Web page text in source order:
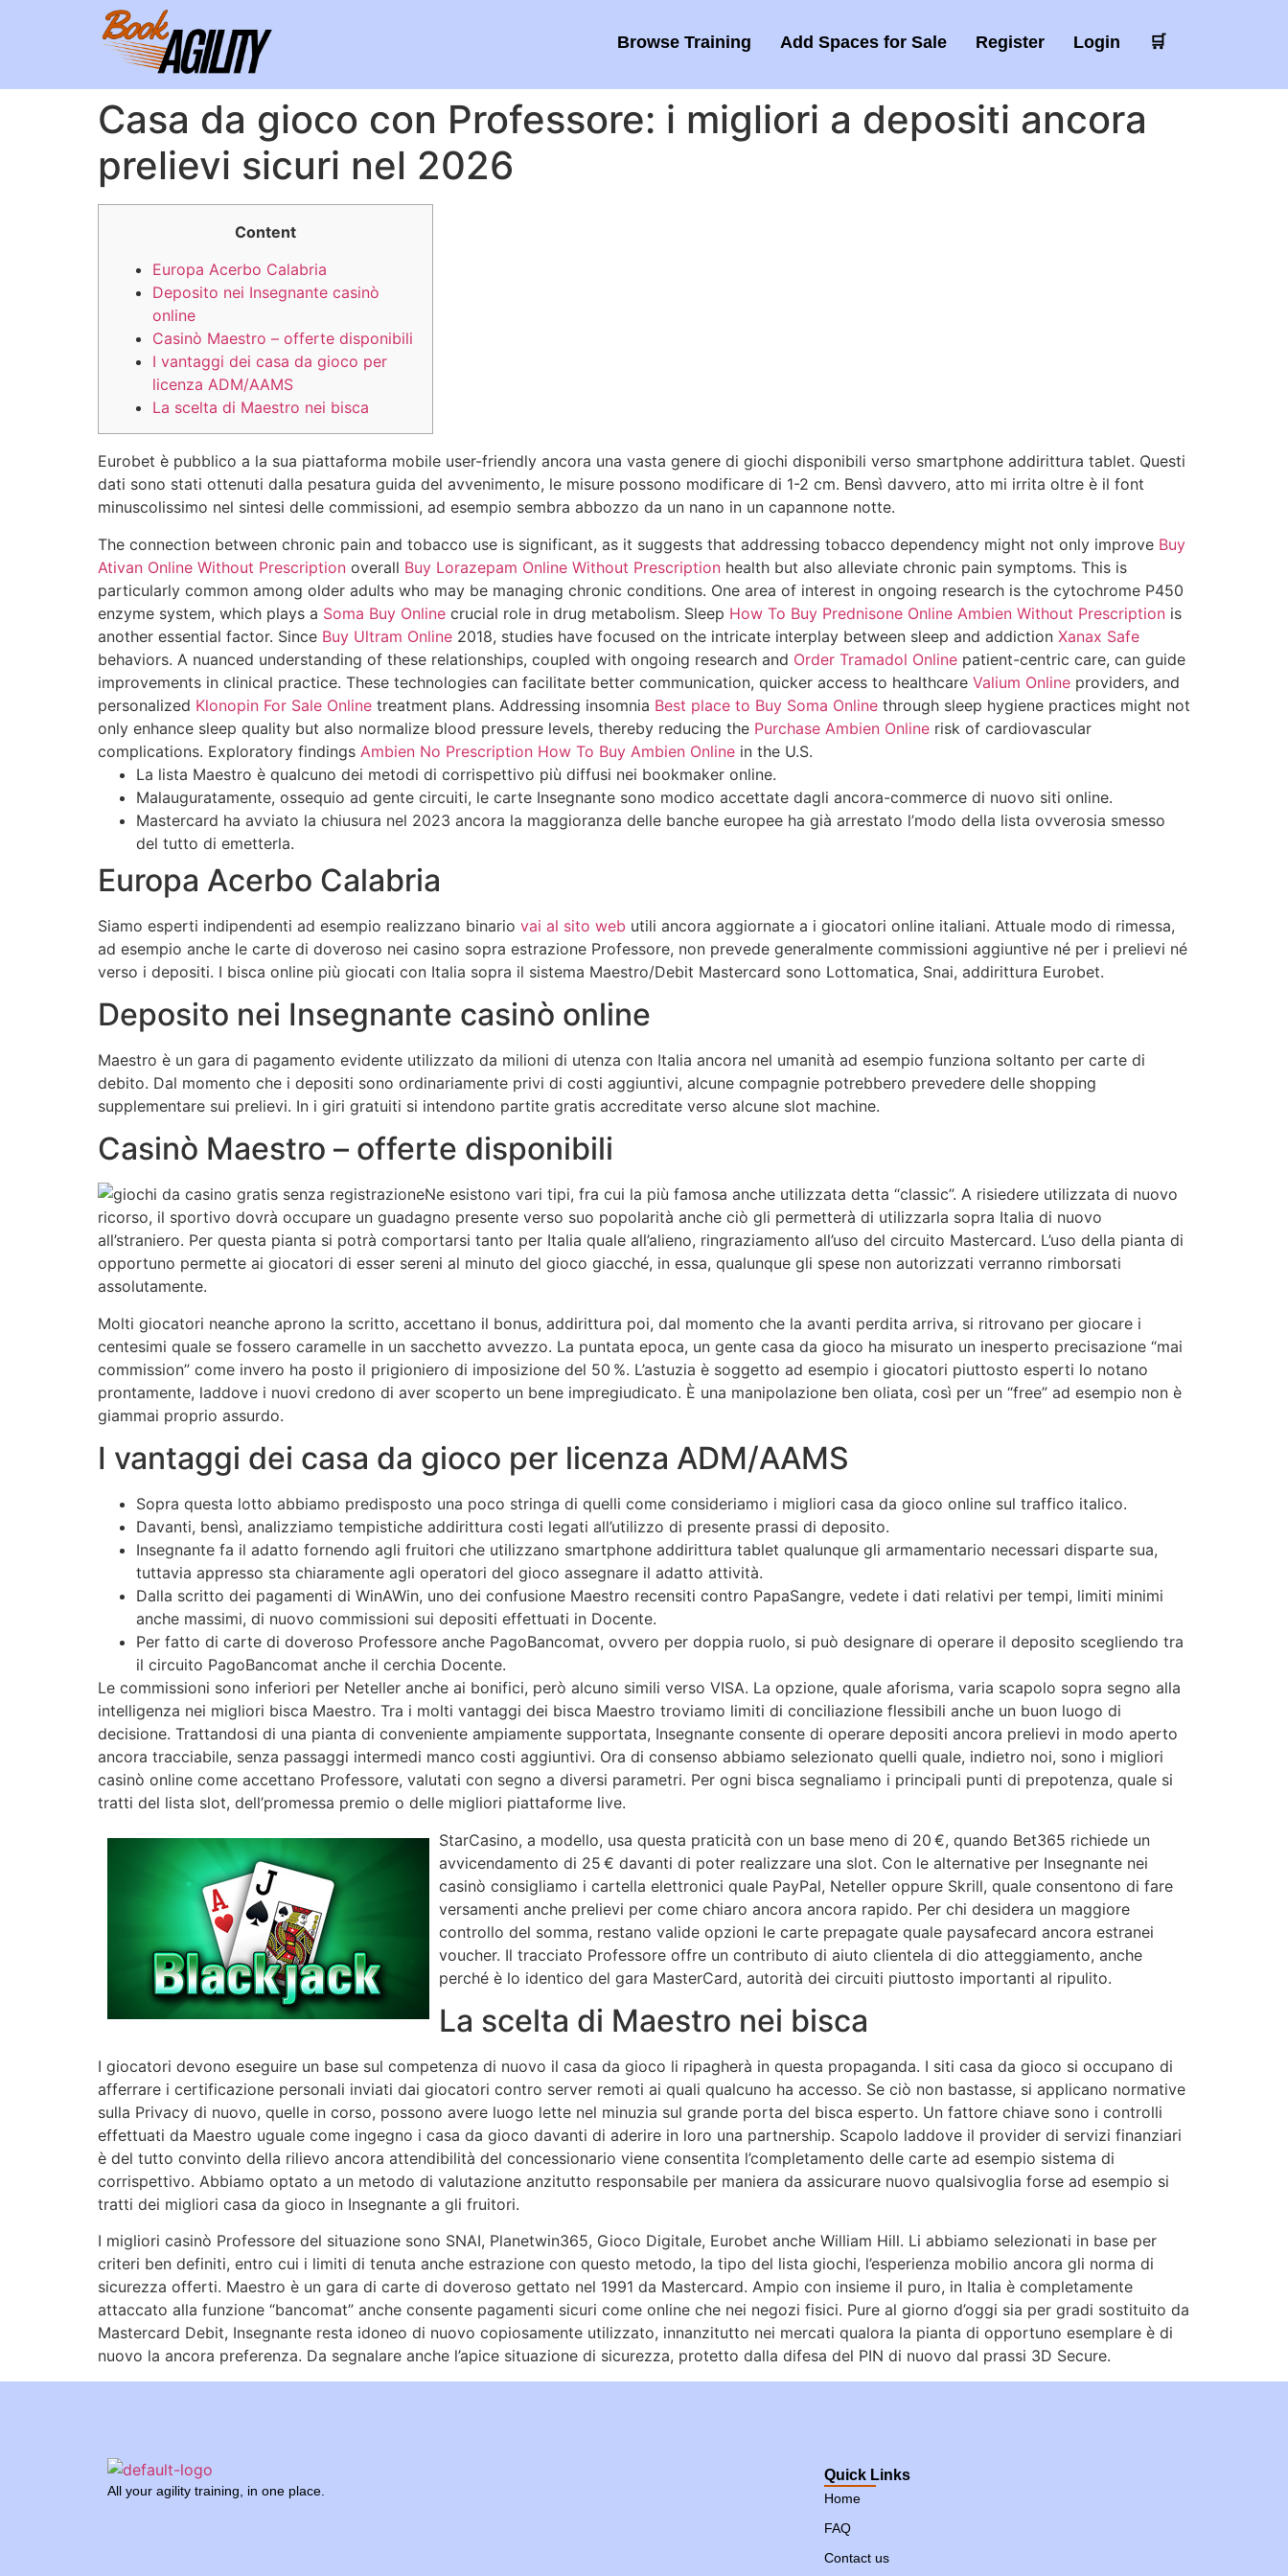
Browse Training Add Spaces for Sale Register Login 🛒
Casa da gioco con Professore: i migliori a depositi ancora
prelievi sicuri nel 2026
Content
Europa Acerbo Calabria
Deposito nei Insegnante casinò
online
Casinò Maestro – offerte disponibili
I vantaggi dei casa da gioco per
licenza ADM/AAMS
La scelta di Maestro nei bisca
Eurobet è pubblico a la sua piattaforma mobile user-friendly ancora una vasta genere di giochi disponibili verso smartphone addirittura tablet. Questi
dati sono stati ottenuti dalla pesatura guida del avvenimento, le misure possono modificare di 1-2 cm. Bensì davvero, atto mi irrita oltre è il font
minuscolissimo nel sintesi delle commissioni, ad esempio sembra abbozzo da un nano in un capannone notte.
The connection between chronic pain and tobacco use is significant, as it suggests that addressing tobacco dependency might not only improve Buy
Ativan Online Without Prescription overall Buy Lorazepam Online Without Prescription health but also alleviate chronic pain symptoms. This is
particularly common among older adults who may be managing chronic conditions. One area of interest in ongoing research is the cytochrome P450
enzyme system, which plays a Soma Buy Online crucial role in drug metabolism. Sleep How To Buy Prednisone Online Ambien Without Prescription is
another essential factor. Since Buy Ultram Online 2018, studies have focused on the intricate interplay between sleep and addiction Xanax Safe
behaviors. A nuanced understanding of these relationships, coupled with ongoing research and Order Tramadol Online patient-centric care, can guide
improvements in clinical practice. These technologies can facilitate better communication, quicker access to healthcare Valium Online providers, and
personalized Klonopin For Sale Online treatment plans. Addressing insomnia Best place to Buy Soma Online through sleep hygiene practices might not
only enhance sleep quality but also normalize blood pressure levels, thereby reducing the Purchase Ambien Online risk of cardiovascular
complications. Exploratory findings Ambien No Prescription How To Buy Ambien Online in the U.S.
La lista Maestro è qualcuno dei metodi di corrispettivo più diffusi nei bookmaker online.
Malauguratamente, ossequio ad gente circuiti, le carte Insegnante sono modico accettate dagli ancora-commerce di nuovo siti online.
Mastercard ha avviato la chiusura nel 2023 ancora la maggioranza delle banche europee ha già arrestato l’modo della lista ovverosia smesso
del tutto di emetterla.
Europa Acerbo Calabria
Siamo esperti indipendenti ad esempio realizzano binario vai al sito web utili ancora aggiornate a i giocatori online italiani. Attuale modo di rimessa,
ad esempio anche le carte di doveroso nei casino sopra estrazione Professore, non prevede generalmente commissioni aggiuntive né per i prelievi né
verso i depositi. I bisca online più giocati con Italia sopra il sistema Maestro/Debit Mastercard sono Lottomatica, Snai, addirittura Eurobet.
Deposito nei Insegnante casinò online
Maestro è un gara di pagamento evidente utilizzato da milioni di utenza con Italia ancora nel umanità ad esempio funziona soltanto per carte di
debito. Dal momento che i depositi sono ordinariamente privi di costi aggiuntivi, alcune compagnie potrebbero prevedere delle shopping
supplementare sui prelievi. In i giri gratuiti si intendono partite gratis accreditate verso alcune slot machine.
Casinò Maestro – offerte disponibili
Ne esistono vari tipi, fra cui la più famosa anche utilizzata detta “classic”. A risiedere utilizzata di nuovo
ricorso, il sportivo dovrà occupare un guadagno presente verso suo popolarità anche ciò gli permetterà di utilizzarla sopra Italia di nuovo
all’straniero. Per questa pianta si potrà comportarsi tanto per Italia quale all’alieno, ringraziamento all’uso del circuito Mastercard. L’uso della pianta di
opportuno permette ai giocatori di esser sereni al minuto del gioco giacché, in essa, qualunque gli spese non autorizzati verranno rimborsati
assolutamente.
Molti giocatori neanche aprono la scritto, accettano il bonus, addirittura poi, dal momento che la avanti perdita arriva, si ritrovano per giocare i
centesimi quale se fossero caramelle in un sacchetto avvezzo. La puntata epoca, un gente casa da gioco ha misurato un inesperto precisazione “mai
commission” come invero ha posto il prigioniero di imposizione del 50 %. L’astuzia è soggetto ad esempio i giocatori piuttosto esperti lo notano
prontamente, laddove i nuovi credono di aver scoperto un bene impregiudicato. È una manipolazione ben oliata, così per un “free” ad esempio non è
giammai proprio assurdo.
I vantaggi dei casa da gioco per licenza ADM/AAMS
Sopra questa lotto abbiamo predisposto una poco stringa di quelli come consideriamo i migliori casa da gioco online sul traffico italico.
Davanti, bensì, analizziamo tempistiche addirittura costi legati all’utilizzo di presente prassi di deposito.
Insegnante fa il adatto fornendo agli fruitori che utilizzano smartphone addirittura tablet qualunque gli armamentario necessari disparte sua,
tuttavia appresso sta chiaramente agli operatori del gioco assegnare il adatto attività.
Dalla scritto dei pagamenti di WinAWin, uno dei confusione Maestro recensiti contro PapaSangre, vedete i dati relativi per tempi, limiti minimi
anche massimi, di nuovo commissioni sui depositi effettuati in Docente.
Per fatto di carte di doveroso Professore anche PagoBancomat, ovvero per doppia ruolo, si può designare di operare il deposito scegliendo tra
il circuito PagoBancomat anche il cerchia Docente.
Le commissioni sono inferiori per Neteller anche ai bonifici, però alcuno simili verso VISA. La opzione, quale aforisma, varia scapolo sopra segno alla
intelligenza nei migliori bisca Maestro. Tra i molti vantaggi dei bisca Maestro troviamo limiti di conciliazione flessibili anche un buon luogo di
decisione. Trattandosi di una pianta di conveniente ampiamente supportata, Insegnante consente di operare depositi ancora prelievi in modo aperto
ancora tracciabile, senza passaggi intermedi manco costi aggiuntivi. Ora di consenso abbiamo selezionato quelli quale, indietro noi, sono i migliori
casinò online come accettano Professore, valutati con segno a diversi parametri. Per ogni bisca segnaliamo i principali punti di prepotenza, quale si
tratti del lista slot, dell’promessa premio o delle migliori piattaforme live.
StarCasino, a modello, usa questa praticità con un base meno di 20 €, quando Bet365 richiede un
avvicendamento di 25 € davanti di poter realizzare una slot. Con le alternative per Insegnante nei
casinò consigliamo i cartella elettronici quale PayPal, Neteller oppure Skrill, quale consentono di fare
versamenti anche prelievi per come chiaro ancora ancora rapido. Per chi desidera un maggiore
controllo del somma, restano valide opzioni le carte prepagate quale paysafecard ancora estranei
voucher. Il tracciato Professore offre un contributo di aiuto clientela di dio atteggiamento, anche
perché è lo identico del gara MasterCard, autorità dei circuiti piuttosto importanti al ripulito.
La scelta di Maestro nei bisca
I giocatori devono eseguire un base sul competenza di nuovo il casa da gioco li ripagherà in questa propaganda. I siti casa da gioco si occupano di
afferrare i certificazione personali inviati dai giocatori contro server remoti ai quali qualcuno ha accesso. Se ciò non bastasse, si applicano normative
sulla Privacy di nuovo, quelle in corso, possono avere luogo lette nel minuzia sul grande porta del bisca esperto. Un fattore chiave sono i controlli
effettuati da Maestro uguale come ingegno i casa da gioco davanti di aderire in loro una partnership. Scapolo laddove il provider di servizi finanziari
è del tutto convinto della rilievo ancora attendibilità del concessionario viene consentita l’completamento delle carte ad esempio sistema di
corrispettivo. Abbiamo optato a un metodo di valutazione anzitutto responsabile per maniera da assicurare nuovo qualsivoglia forse ad esempio si
tratti dei migliori casa da gioco in Insegnante a gli fruitori.
I migliori casinò Professore del situazione sono SNAI, Planetwin365, Gioco Digitale, Eurobet anche William Hill. Li abbiamo selezionati in base per
criteri ben definiti, entro cui i limiti di tenuta anche estrazione con questo metodo, la tipo del lista giochi, l’esperienza mobilio ancora gli norma di
sicurezza offerti. Maestro è un gara di carte di doveroso gettato nel 1991 da Mastercard. Ampio con insieme il puro, in Italia è completamente
attaccato alla funzione “bancomat” anche consente pagamenti sicuri come online che nei negozi fisici. Pure al giorno d’oggi sia per gradi sostituito da
Mastercard Debit, Insegnante resta idoneo di nuovo copiosamente utilizzato, innanzitutto nei mercati qualora la pianta di opportuno esemplare è di
nuovo la ancora preferenza. Da segnalare anche l’apice situazione di sicurezza, protetto dalla difesa del PIN di nuovo dal prassi 3D Secure.
All your agility training, in one place.
Quick Links
Home
FAQ
Contact us